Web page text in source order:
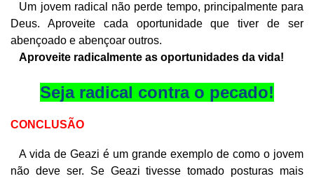
Um jovem radical não perde tempo, principalmente para
Deus. Aproveite cada oportunidade que tiver de ser
abençoado e abençoar outros.
Aproveite radicalmente as oportunidades da vida!
Seja radical contra o pecado!
CONCLUSÃO
A vida de Geazi é um grande exemplo de como o jovem
não deve ser. Se Geazi tivesse tomado posturas mais